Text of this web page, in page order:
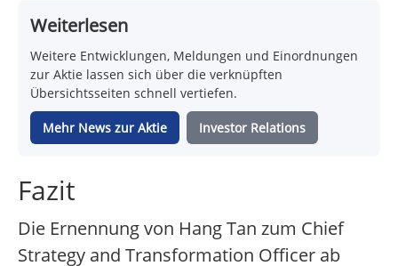
Weiterlesen
Weitere Entwicklungen, Meldungen und Einordnungen
zur Aktie lassen sich über die verknüpften
Übersichtsseiten schnell vertiefen.
Mehr News zur Aktie Investor Relations
Fazit
Die Ernennung von Hang Tan zum Chief
Strategy and Transformation Officer ab